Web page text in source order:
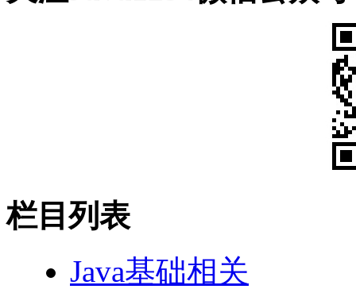
栏目列表
Java基础相关